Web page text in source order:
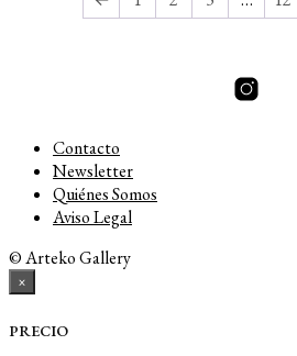
Contacto
Newsletter
Quiénes Somos
Aviso Legal
© Arteko Gallery
×
PRECIO